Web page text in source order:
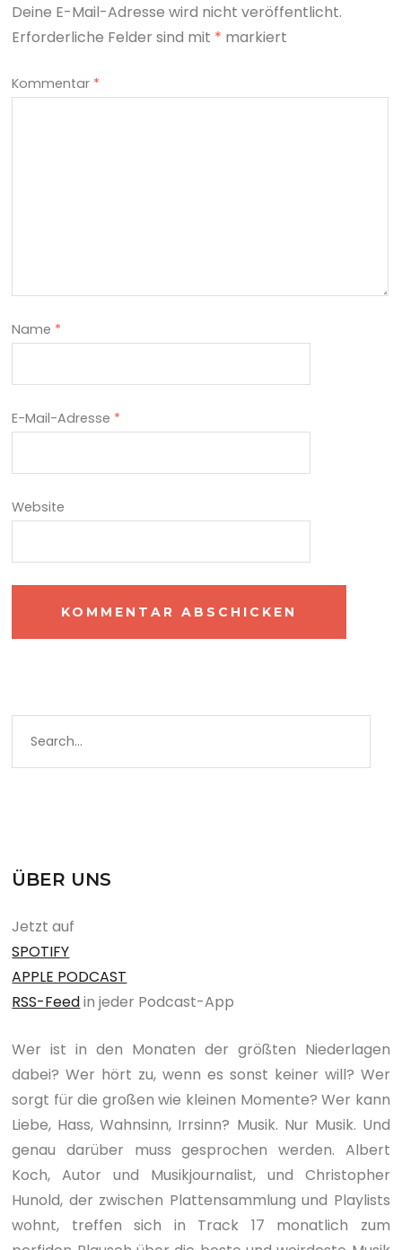
Deine E-Mail-Adresse wird nicht veröffentlicht.
Erforderliche Felder sind mit * markiert
Kommentar *
Name *
E-Mail-Adresse *
Website
ÜBER UNS
Jetzt auf
SPOTIFY
APPLE PODCAST
RSS-Feedin jeder Podcast-App
Wer ist in den Monaten der größten Niederlagen
dabei? Wer hört zu, wenn es sonst keiner will? Wer
sorgt für die großen wie kleinen Momente? Wer kann
Liebe, Hass, Wahnsinn, Irrsinn? Musik. Nur Musik. Und
genau darüber muss gesprochen werden. Albert
Koch, Autor und Musikjournalist, und Christopher
Hunold, der zwischen Plattensammlung und Playlists
wohnt, treffen sich in Track 17 monatlich zum